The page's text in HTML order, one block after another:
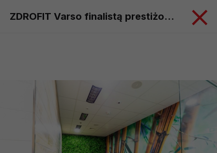
ZDROFIT Varso finalistą prestiżowego konkursu Spa & Wellness Awards 2025!